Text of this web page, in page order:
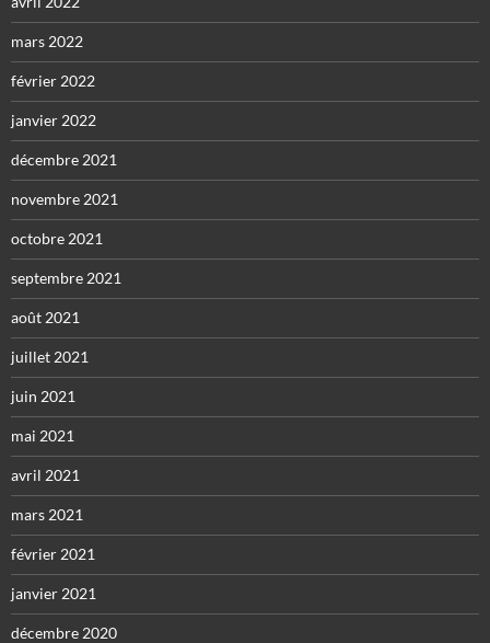
mars 2022
février 2022
janvier 2022
décembre 2021
novembre 2021
octobre 2021
septembre 2021
août 2021
juillet 2021
juin 2021
mai 2021
avril 2021
mars 2021
février 2021
janvier 2021
décembre 2020